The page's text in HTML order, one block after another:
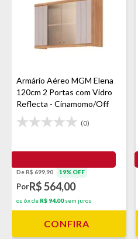
Armário Aéreo MGM Elena
120cm 2 Portas com Vidro
Reflecta - Cinamomo/Off
White
(0)
De R$ 699,90 19% OFF
PorR$ 564,00
ou 6x de R$ 94,00sem juros
CONFIRA